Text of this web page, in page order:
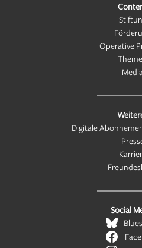
Operative
Digitale
Social